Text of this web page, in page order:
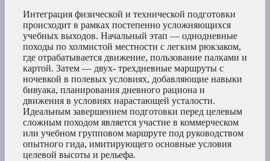
Интеграция физической и технической подготовки
происходит в рамках постепенно усложняющихся
учебных выходов. Начальный этап — однодневные
походы по холмистой местности с легким рюкзаком,
где отрабатывается движение, пользование палками и
картой. Затем — двух- трехдневные маршруты с
ночевкой в полевых условиях, добавляющие навыки
бивуака, планирования дневного рациона и
движения в условиях нарастающей усталости.
Идеальным завершением подготовки перед целевым
сложным походом является участие в коммерческом
или учебном групповом маршруте под руководством
опытного гида, имитирующего основные условия
целевой высоты и рельефа.